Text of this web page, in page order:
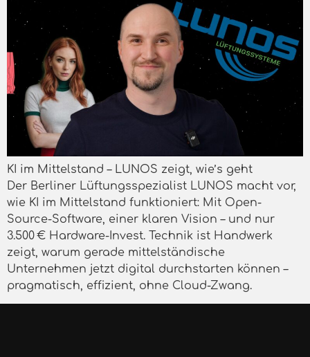
KI im Mittelstand – LUNOS zeigt, wie’s geht
Der Berliner Lüftungsspezialist LUNOS macht vor,
wie KI im Mittelstand funktioniert: Mit Open-
Source-Software, einer klaren Vision – und nur
3.500 € Hardware-Invest. Technik ist Handwerk
zeigt, warum gerade mittelständische
Unternehmen jetzt digital durchstarten können –
pragmatisch, effizient, ohne Cloud-Zwang.